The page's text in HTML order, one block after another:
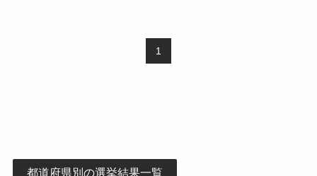
1
都道府県別の選挙結果一覧